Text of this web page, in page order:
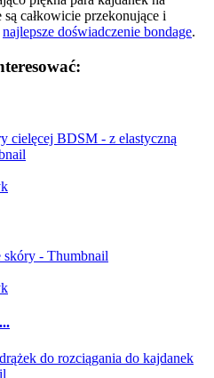
całkowicie przekonujące i
najlepsze doświadczenie bondage.